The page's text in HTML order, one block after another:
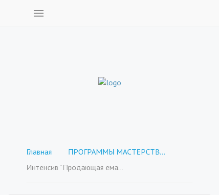
Главная
ПРОГРАММЫ МАСТЕРСТВА - покупка отдельных курсов
Интенсив "Продающая емайл рассылка"